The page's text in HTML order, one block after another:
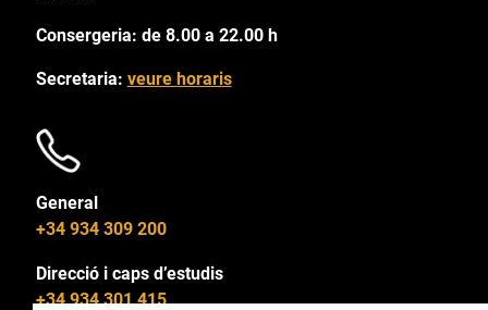
Consergeria: de 8.00 a 22.00 h
Secretaria: veure horaris
General
+34 934 309 200
Direcció i caps d’estudis
+34 934 301 415